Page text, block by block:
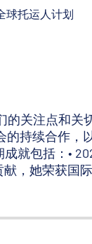
球托运人计划
的关注点和关
的持续合作，
就包括：•
献，她荣获国